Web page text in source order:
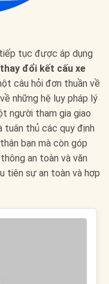
tục được áp dụng
thay đổi kết cấu xe
câu hỏi đơn thuần về
những hệ lụy pháp lý
người tham gia giao
tuân thủ các quy định
bạn mà còn góp
an toàn và văn
tiên sự an toàn và hợp